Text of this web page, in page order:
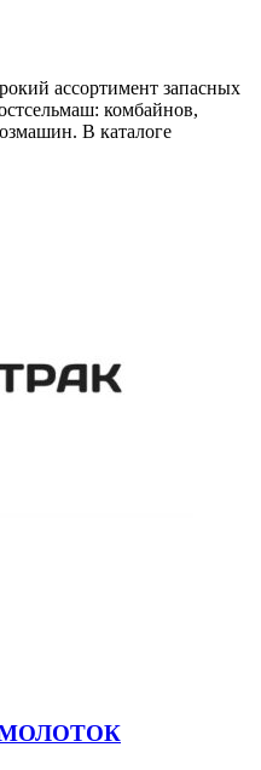
ассортимент запасных
комбайнов,
В каталоге
МОЛОТОК